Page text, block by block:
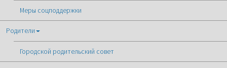
Меры соцподдержки
Родители
Городской родительский совет